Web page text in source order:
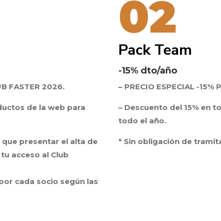
FASTER 2026.
de la web para
presentar el alta de
acceso al Club
cada socio según las
02
Pack Team
-15% dto/año
– PRECIO ESPECIAL -15%
– Descuento del 15% en
todo el año.
* Sin obligación de